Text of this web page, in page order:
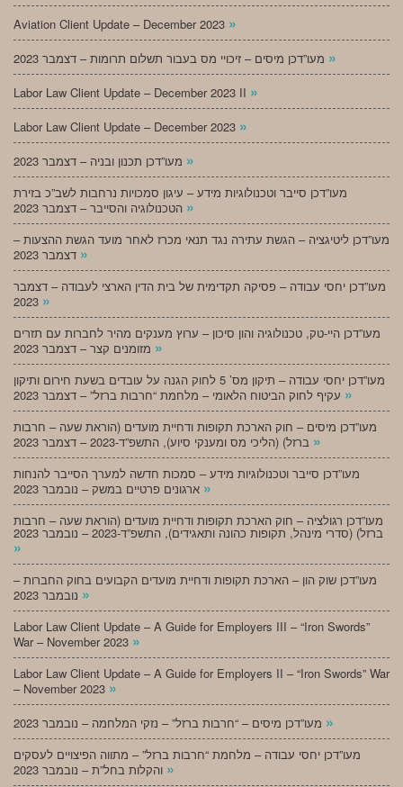
Aviation Client Update – December 2023 »
»
Labor Law Client Update – December 2023 II »
Labor Law Client Update – December 2023 »
»
מעו”דכן סייבר וטכנולוגיות מידע – עיגון סמכויות נרחבות לשב”כ בזירת
»
מעו”דכן ליטיגציה – הגשת עתירה נגד תנאי מכרז לאחר מועד הגשת ההצעות –
»
מעו”דכן יחסי עבודה – פסיקה תקדימית של בית הדין הארצי לעבודה – דצמבר
»
מעו”דכן היי-טק, טכנולוגיה והון סיכון – ערוץ מענקים מהיר לחברות עם תזרים
»
מעו”דכן יחסי עבודה – תיקון מס’ 5 לחוק הגנה על עובדים בשעת חירום ותיקון
»
מעו”דכן מיסים – חוק הארכת תקופות ודחיית מועדים (הוראת שעה – חרבות
»
מעו”דכן סייבר וטכנולוגיות מידע – סמכות חדשה למערך הסייבר להנחות
»
מעו”דכן רגולציה – חוק הארכת תקופות ודחיית מועדים (הוראת שעה – חרבות
ברזל) (סדרי מינהל, תקופות כהונה ותאגידים), התשפ”ד-2023 – נובמבר 2023
»
מעו”דכן שוק הון – הארכת תקופות ודחיית מועדים הקבועים בחוק החברות –
»
Labor Law Client Update – A Guide for Employers III – “Iron Swords”
War – November 2023 »
Labor Law Client Update – A Guide for Employers II – “Iron Swords” War
– November 2023 »
»
מעו”דכן יחסי עבודה – מלחמת “חרבות ברזל” – מתווה הפיצויים לעסקים
»